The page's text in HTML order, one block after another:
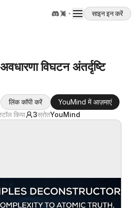
साइन इन करें
विघटन अंतर्दृष्टि
लिंक कॉपी करें
YouMind में आज़माएं
किया 3स्रोतYouMind